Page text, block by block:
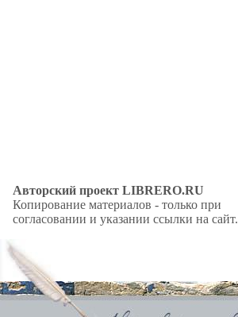
Авторский проект LIBRERO.RU
Копирование материалов - только при
согласовании и указании ссылки на сайт.